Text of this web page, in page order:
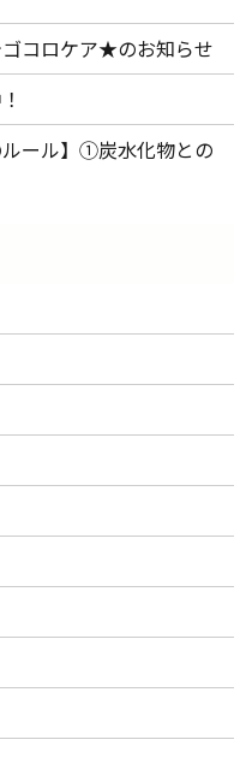
コロケア★のお知らせ
ルール】①炭水化物との